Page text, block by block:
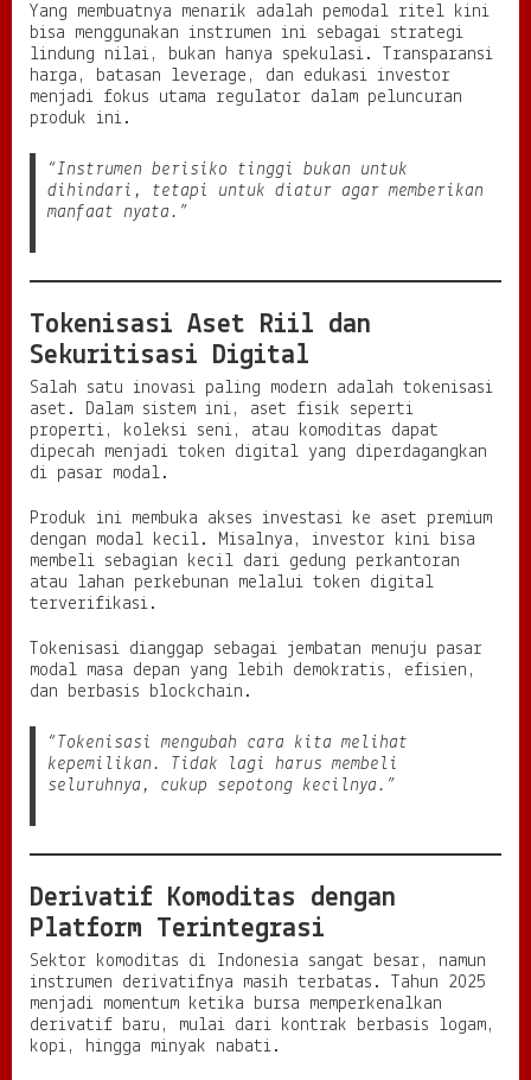
Yang membuatnya menarik adalah pemodal ritel kini
bisa menggunakan instrumen ini sebagai strategi
lindung nilai, bukan hanya spekulasi. Transparansi
harga, batasan leverage, dan edukasi investor
menjadi fokus utama regulator dalam peluncuran
produk ini.
“Instrumen berisiko tinggi bukan untuk
dihindari, tetapi untuk diatur agar memberikan
manfaat nyata.”
Tokenisasi Aset Riil dan
Sekuritisasi Digital
Salah satu inovasi paling modern adalah tokenisasi
aset. Dalam sistem ini, aset fisik seperti
properti, koleksi seni, atau komoditas dapat
dipecah menjadi token digital yang diperdagangkan
di pasar modal.
Produk ini membuka akses investasi ke aset premium
dengan modal kecil. Misalnya, investor kini bisa
membeli sebagian kecil dari gedung perkantoran
atau lahan perkebunan melalui token digital
terverifikasi.
Tokenisasi dianggap sebagai jembatan menuju pasar
modal masa depan yang lebih demokratis, efisien,
dan berbasis blockchain.
“Tokenisasi mengubah cara kita melihat
kepemilikan. Tidak lagi harus membeli
seluruhnya, cukup sepotong kecilnya.”
Derivatif Komoditas dengan
Platform Terintegrasi
Sektor komoditas di Indonesia sangat besar, namun
instrumen derivatifnya masih terbatas. Tahun 2025
menjadi momentum ketika bursa memperkenalkan
derivatif baru, mulai dari kontrak berbasis logam,
kopi, hingga minyak nabati.